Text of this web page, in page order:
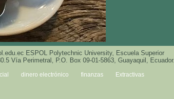
ESPOL Polytechnic University, Escuela Superior
Vía Perimetral, P.O. Box 09-01-5863, Guayaquil, Ecuador.
dinero electrónico finanzas
Extractivas